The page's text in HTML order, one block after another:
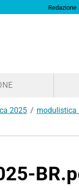
Redazione
2025
modulistica